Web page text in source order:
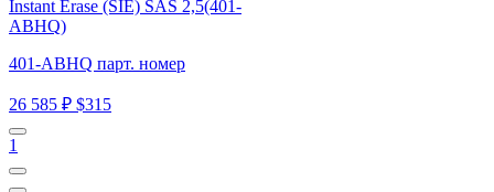
Instant Erase (SIE) SAS 2,5(401-
ABHQ)
401-ABHQ парт. номер
26 585 ₽ $315
1